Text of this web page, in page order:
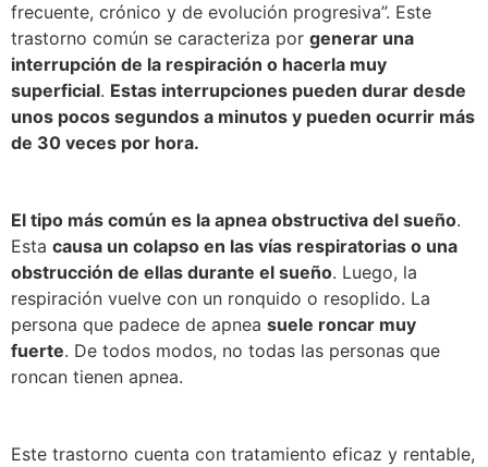
frecuente, crónico y de evolución progresiva”. Este
trastorno común se caracteriza por generar una
interrupción de la respiración o hacerla muy
superficial. Estas interrupciones pueden durar desde
unos pocos segundos a minutos y pueden ocurrir más
de 30 veces por hora.
El tipo más común es la apnea obstructiva del sueño.
Esta causa un colapso en las vías respiratorias o una
obstrucción de ellas durante el sueño. Luego, la
respiración vuelve con un ronquido o resoplido. La
persona que padece de apnea suele roncar muy
fuerte. De todos modos, no todas las personas que
roncan tienen apnea.
Este trastorno cuenta con tratamiento eficaz y rentable,